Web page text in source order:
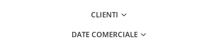
CLIENTI
DATE COMERCIALE